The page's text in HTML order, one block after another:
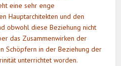
eine sehr enge
Hauptarchitekten und den
obwohl diese Beziehung nicht
das Zusammenwirken der
Schöpfern in der Beziehung der
unterrichtet worden.